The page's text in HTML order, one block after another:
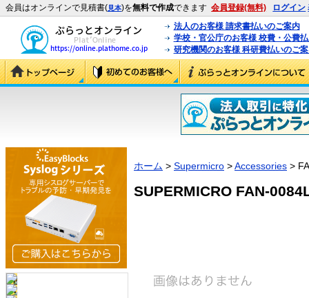
会員はオンラインで見積書(見本)を無料で作成できます 会員登録(無料) ログイン
法人のお客様 請求書払いのご案内
学校・官公庁のお客様 校費・公費
研究機関のお客様 科研費払いのご
ホーム > Supermicro >Accessories >
SUPERMICRO FAN-